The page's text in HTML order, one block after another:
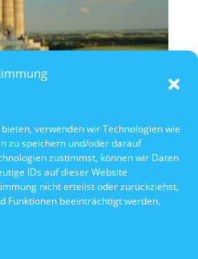
verwenden wir Technologien wie
zu speichern und/oder darauf
zustimmst, können wir Daten
IDs auf dieser Website
nicht erteilst oder zurückziehst,
Funktionen beeinträchtigt werden.
Schifffahrt